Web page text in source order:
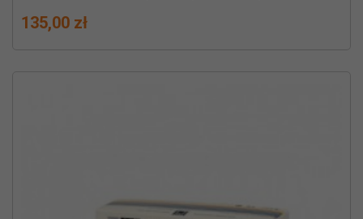
Cena
135,00 zł